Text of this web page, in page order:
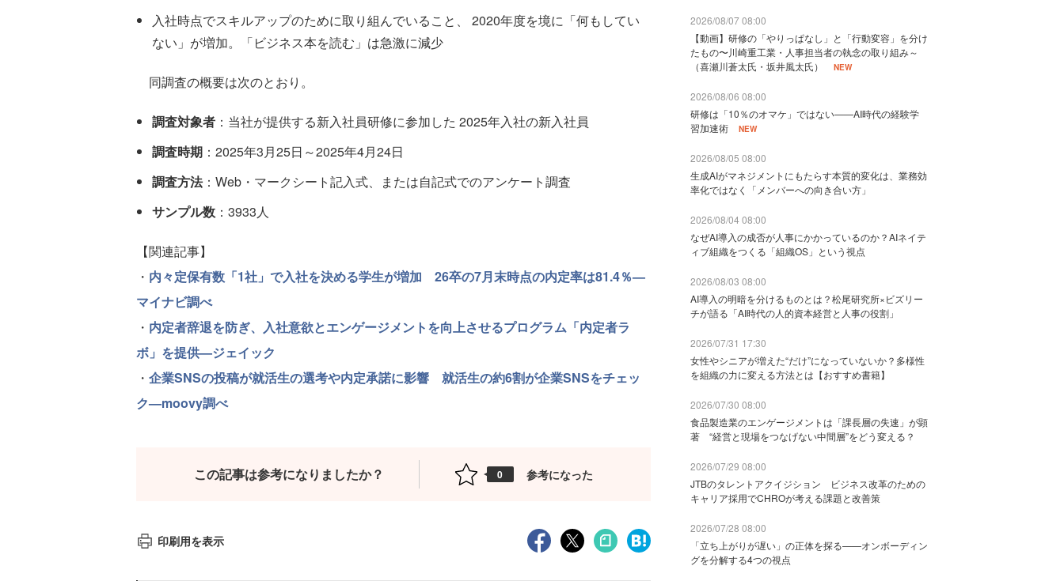
入社時点でスキルアップのために取り組んでいること、 2020年度を境に「何もしてい
ない」が増加。「ビジネス本を読む」は急激に減少
同調査の概要は次のとおり。
調査対象者 ：当社が提供する新入社員研修に参加した 2025年入社の新入社員
調査時期 ：2025年3月25日～2025年4月24日
調査方法：Web・マークシート記入式、または自記式でのアンケート調査
サンプル数 ：3933人
【関連記事】
・ 内々定保有数「1社」で入社を決める学生が増加 26卒の7月末時点の内定率は81.4％—
マイナビ調べ
・ 内定者辞退を防ぎ、入社意欲とエンゲージメントを向上させるプログラム「内定者ラ
ボ」を提供—ジェイック
・ 企業SNSの投稿が就活生の選考や内定承諾に影響 就活生の約6割が企業SNSをチェッ
ク—moovy調べ
この記事は参考になりましたか？ 0 参考になった
印刷用を表示
2026/08/07 08:00
【動画】研修の「やりっぱなし」と「行動変容」を分け
たもの〜川崎重工業・人事担当者の執念の取り組み～
（喜瀬川蒼太氏・坂井風太氏）
NEW
2026/08/06 08:00
研修は「10％のオマケ」ではない——AI時代の経験学
習加速術
NEW
2026/08/05 08:00
生成AIがマネジメントにもたらす本質的変化は、業務効
率化ではなく「メンバーへの向き合い方」
2026/08/04 08:00
なぜAI導入の成否が人事にかかっているのか？AIネイテ
ィブ組織をつくる「組織OS」という視点
2026/08/03 08:00
AI導入の明暗を分けるものとは？松尾研究所×ビズリー
チが語る「AI時代の人的資本経営と人事の役割」
2026/07/31 17:30
女性やシニアが増えた“だけ”になっていないか？多様性
を組織の力に変える方法とは【おすすめ書籍】
2026/07/30 08:00
食品製造業のエンゲージメントは「課長層の失速」が顕
著 “経営と現場をつなげない中間層”をどう変える？
2026/07/29 08:00
JTBのタレントアクイジション ビジネス改革のための
キャリア採用でCHROが考える課題と改善策
2026/07/28 08:00
「立ち上がりが遅い」の正体を探る——オンボーディン
グを分解する4つの視点